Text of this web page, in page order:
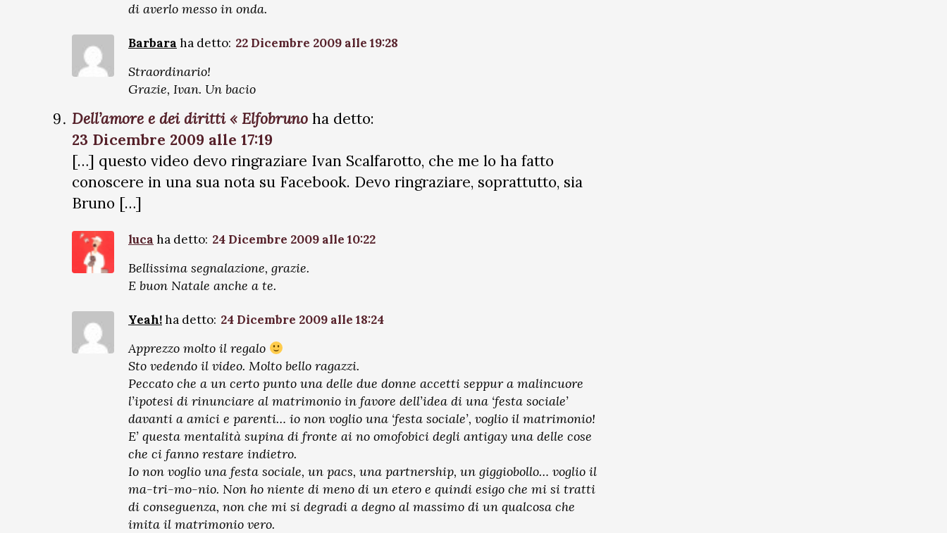
di averlo messo in onda.
Barbara ha detto: 22 Dicembre 2009 alle 19:28
Straordinario!
Grazie, Ivan. Un bacio
Dell’amore e dei diritti « Elfobruno ha detto:
23 Dicembre 2009 alle 17:19
[…] questo video devo ringraziare Ivan Scalfarotto, che me lo ha fatto
conoscere in una sua nota su Facebook. Devo ringraziare, soprattutto, sia
Bruno […]
luca ha detto: 24 Dicembre 2009 alle 10:22
Bellissima segnalazione, grazie.
E buon Natale anche a te.
Yeah!ha detto: 24 Dicembre 2009 alle 18:24
Apprezzo molto il regalo
Sto vedendo il video. Molto bello ragazzi.
Peccato che a un certo punto una delle due donne accetti seppur a malincuore
l’ipotesi di rinunciare al matrimonio in favore dell’idea di una ‘festa sociale’
davanti a amici e parenti… io non voglio una ‘festa sociale’, voglio il matrimonio!
E’ questa mentalità supina di fronte ai no omofobici degli antigay una delle cose
che ci fanno restare indietro.
Io non voglio una festa sociale, un pacs, una partnership, un giggiobollo… voglio il
ma-tri-mo-nio. Non ho niente di meno di un etero e quindi esigo che mi si tratti
di conseguenza, non che mi si degradi a degno al massimo di un qualcosa che
imita il matrimonio vero.